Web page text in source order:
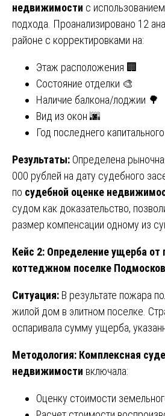
недвижимости с
подхода. Проанализировано 12
районе с корректировками на:
Этаж расположения 🏢
Состояние отделки 🎨
Наличие балкона/лоджии 🌳
Вид из окон 🌆
Год последнего
Результаты: Определена
000 рублей на дату судебного
по судебной оценке
судом как доказательство,
размер компенсации одному из
Кейс 2: Определение ущерба от
коттеджном поселке
Ситуация: В результате пожара
жилой дом в элитном поселке.
оспаривала сумму ущерба,
Методология: Комплексная
недвижимости включала:
Оценку стоимости